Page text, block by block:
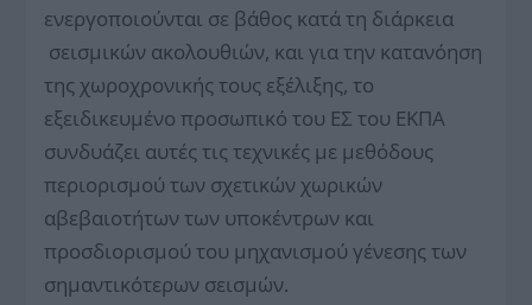
ενεργοποιούνται σε βάθος κατά τη διάρκεια
σεισμικών ακολουθιών, και για την κατανόηση
της χωροχρονικής τους εξέλιξης, το
εξειδικευμένο προσωπικό του ΕΣ του ΕΚΠΑ
συνδυάζει αυτές τις τεχνικές με μεθόδους
περιορισμού των σχετικών χωρικών
αβεβαιοτήτων των υποκέντρων και
προσδιορισμού του μηχανισμού γένεσης των
σημαντικότερων σεισμών.